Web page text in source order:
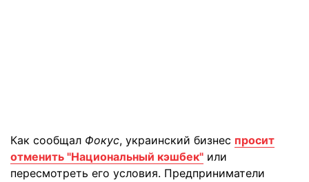
Как сообщал Фокус, украинский бизнес просит
отменить "Национальный кэшбек" или
пересмотреть его условия. Предприниматели